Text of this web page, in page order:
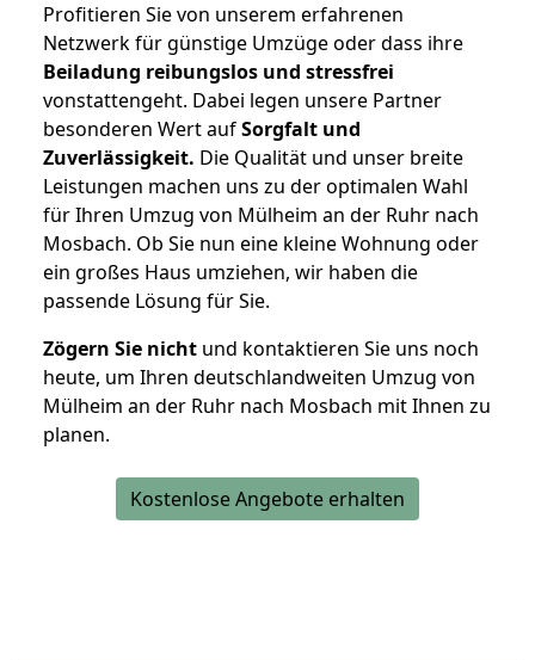
Profitieren Sie von unserem erfahrenen
Netzwerk für günstige Umzüge oder dass ihre
Beiladung reibungslos und stressfrei
vonstattengeht. Dabei legen unsere Partner
besonderen Wert aufSorgfalt und
Zuverlässigkeit. Die Qualität und unser breite
Leistungen machen uns zu der optimalen Wahl
für Ihren Umzug von Mülheim an der Ruhr nach
Mosbach. Ob Sie nun eine kleine Wohnung oder
ein großes Haus umziehen, wir haben die
passende Lösung für Sie.
Zögern Sie nicht und kontaktieren Sie uns noch
heute, um Ihren deutschlandweiten Umzug von
Mülheim an der Ruhr nach Mosbach mit Ihnen zu
planen.
Kostenlose Angebote erhalten